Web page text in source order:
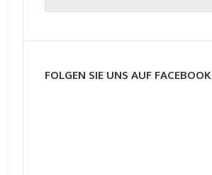
FOLGEN SIE UNS AUF FACEBOOK